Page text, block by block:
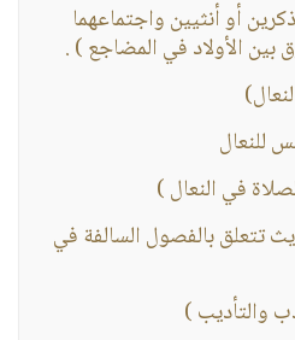
أو أنثيين واجتماعهما
بين الأولاد في المضاجع ) .
للنعال
في النعال )
تتعلق بالفصول السالفة في
والتأديب )